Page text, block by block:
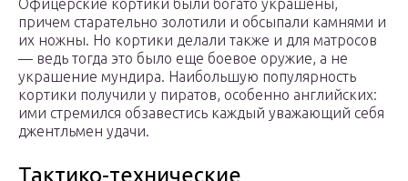
Офицерские кортики были богато украшены,
причем старательно золотили и обсыпали камнями и
их ножны. Но кортики делали также и для матросов
— ведь тогда это было еще боевое оружие, а не
украшение мундира. Наибольшую популярность
кортики получили у пиратов, особенно английских:
ими стремился обзавестись каждый уважающий себя
джентльмен удачи.
Тактико-технические